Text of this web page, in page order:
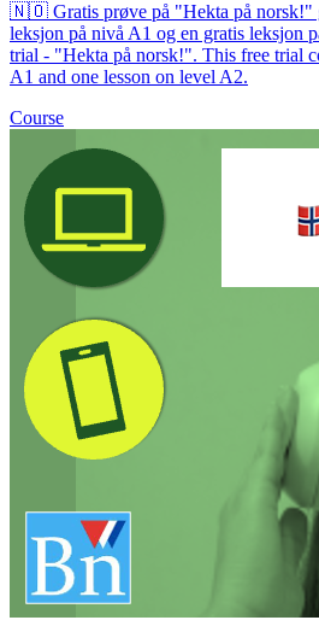
🇳🇴 Gratis prøve på "Hekta på norsk!"
leksjon på nivå A1 og en gratis
trial - "Hekta på norsk!". This free trial
A1 and one lesson on level A2.
Course